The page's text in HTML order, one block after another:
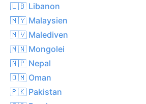
🇱🇧 Libanon
🇲🇾 Malaysien
🇲🇻 Malediven
🇲🇳 Mongolei
🇳🇵 Nepal
🇴🇲 Oman
🇵🇰 Pakistan